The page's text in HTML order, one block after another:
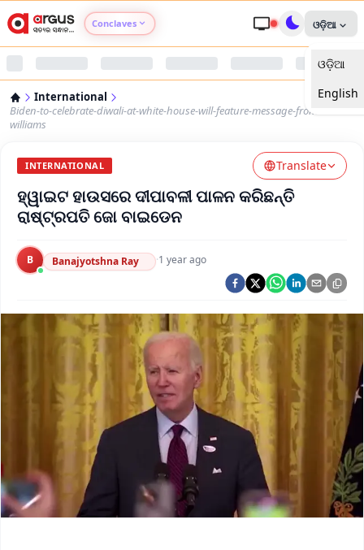
Conclaves
Argus Nari Shakti
Argus Health Connect
Argus Chalo Dekhein Apna Desh
ଓଡ଼ିଆ
ଓଡ଼ିଆ
English
International
Biden-to-celebrate-diwali-at-white-house-will-feature-message-from-sunita-
williams
INTERNATIONAL Translate
ହ୍ୱାଇଟ ହାଉସରେ ଦୀପାବଳୀ ପାଳନ କରିଛନ୍ତି
ରାଷ୍ଟ୍ରପତି ଜୋ ବାଇଡେନ
B Banajyotshna Ray ·1 year ago